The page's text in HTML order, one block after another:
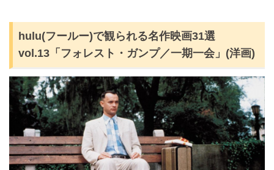
hulu(フールー)で観られる名作映画31選
vol.13「フォレスト・ガンプ／一期一会」(洋画)